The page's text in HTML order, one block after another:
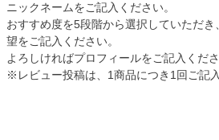
ニックネームをご記入ください。
おすすめ度を5段階から選択していただ
望をご記入ください。
よろしければプロフィールをご記入くださ
※レビュー投稿は、1商品につき1回ご記